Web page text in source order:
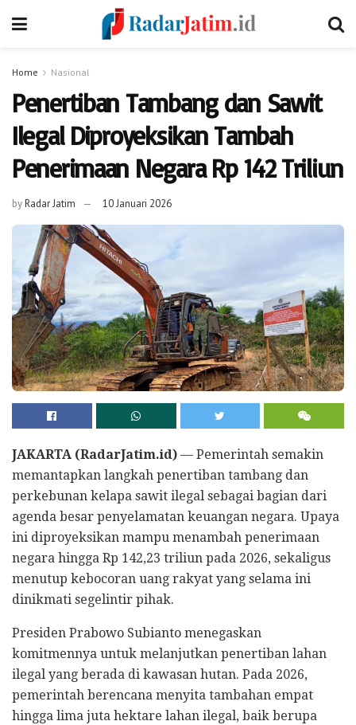
Home Nasional
Penertiban Tambang dan Sawit
Ilegal Diproyeksikan Tambah
Penerimaan Negara Rp 142 Triliun
byRadar Jatim 10 Januari 2026
JAKARTA (RadarJatim.id) — Pemerintah semakin
memantapkan langkah penertiban tambang dan
perkebunan kelapa sawit ilegal sebagai bagian dari
agenda besar penyelamatan keuangan negara. Upaya
ini diproyeksikan mampu menambah penerimaan
negara hingga Rp 142,23 triliun pada 2026, sekaligus
menutup kebocoran uang rakyat yang selama ini
dinikmati segelintir pihak.
Presiden Prabowo Subianto menegaskan
komitmennya untuk melanjutkan penertiban lahan
ilegal yang berada di kawasan hutan. Pada 2026,
pemerintah berencana menyita tambahan empat
hingga lima juta hektare lahan ilegal, baik berupa